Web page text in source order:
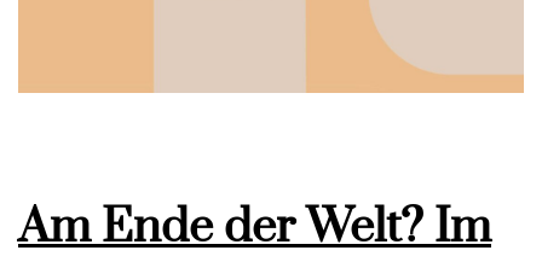
Am Ende der Welt? Im